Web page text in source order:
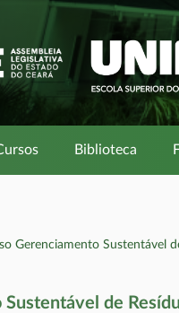
Biblioteca
Gerenciamento Sustentável
de